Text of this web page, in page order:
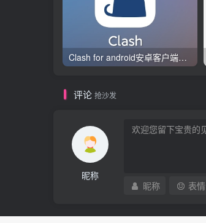
Clash for android安卓客户端保姆级新手使用教程
评论 抢沙发
昵称
昵称 表情